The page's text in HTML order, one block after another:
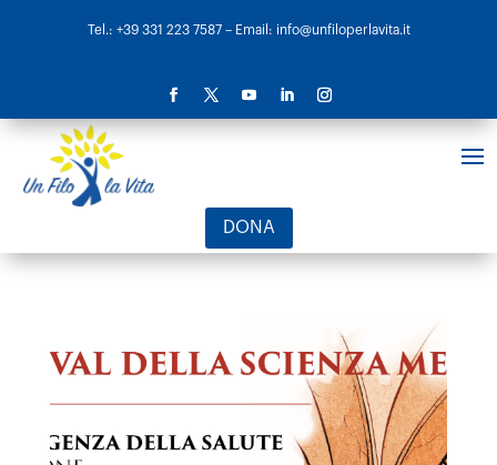
Tel.: +39 331 223 7587– Email: info@unfiloperlavita.it
DONA